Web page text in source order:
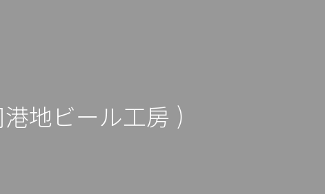
港地ビール工房 )